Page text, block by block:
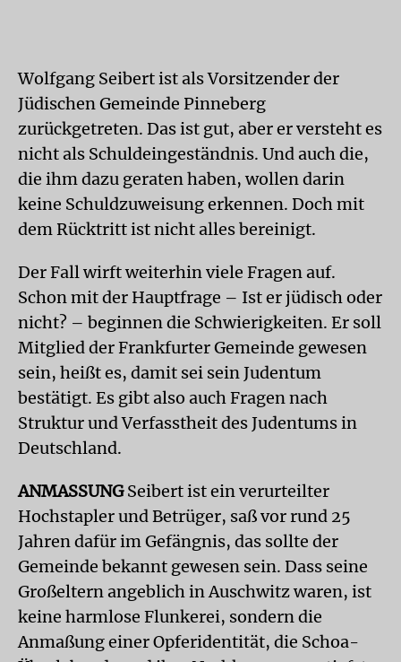
Wolfgang Seibert ist als Vorsitzender der
Jüdischen Gemeinde Pinneberg
zurückgetreten. Das ist gut, aber er versteht es
nicht als Schuldeingeständnis. Und auch die,
die ihm dazu geraten haben, wollen darin
keine Schuldzuweisung erkennen. Doch mit
dem Rücktritt ist nicht alles bereinigt.
Der Fall wirft weiterhin viele Fragen auf.
Schon mit der Hauptfrage – Ist er jüdisch oder
nicht? – beginnen die Schwierigkeiten. Er soll
Mitglied der Frankfurter Gemeinde gewesen
sein, heißt es, damit sei sein Judentum
bestätigt. Es gibt also auch Fragen nach
Struktur und Verfasstheit des Judentums in
Deutschland.
ANMASSUNGSeibert ist ein verurteilter
Hochstapler und Betrüger, saß vor rund 25
Jahren dafür im Gefängnis, das sollte der
Gemeinde bekannt gewesen sein. Dass seine
Großeltern angeblich in Auschwitz waren, ist
keine harmlose Flunkerei, sondern die
Anmaßung einer Opferidentität, die Schoa-